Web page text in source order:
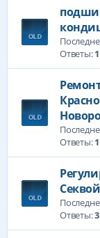
Ответы:1
Ответы:1
Ответы:3